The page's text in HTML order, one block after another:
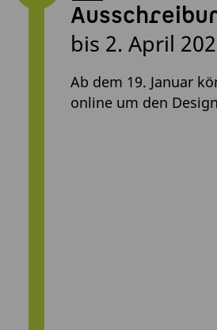
bis 2. April
Ab dem 19. Januar
online um den